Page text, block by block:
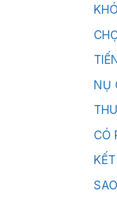
NỤ
CÓ